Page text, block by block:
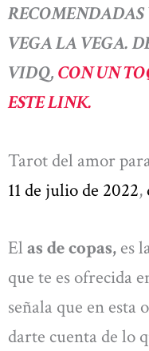
VEGA LA VEGA.
VIDQ, CON UN
ESTE LINK.
Tarot del amor
11 de julio de 2022,
El as de copas, es
que te es ofrecida
señala que en esta
darte cuenta de lo